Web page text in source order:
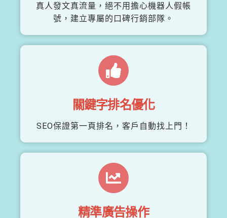
真人發文真流量，絕不用擔心機器人假帳
號，建立專屬的口碑行銷部隊。
關鍵字排名優化
SEO保證第一頁排名，客戶自動找上門！
精準廣告操作